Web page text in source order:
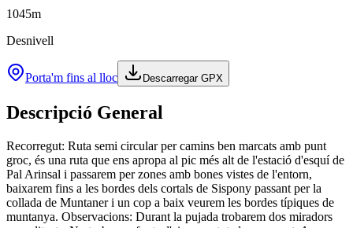
1045m
Desnivell
Porta'm fins al lloc Descarregar GPX
Descripció General
Recorregut: Ruta semi circular per camins ben marcats amb punt
groc, és una ruta que ens apropa al pic més alt de l'estació d'esquí de
Pal Arinsal i passarem per zones amb bones vistes de l'entorn,
baixarem fins a les bordes dels cortals de Sispony passant per la
collada de Muntaner i un cop a baix veurem les bordes típiques de
muntanya. Observacions: Durant la pujada trobarem dos miradors